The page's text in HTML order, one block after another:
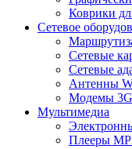
Коврики
Сетевое
Сетевые
Сетевые
Антенны
Модемы 3G
Мультимедиа
Плееры